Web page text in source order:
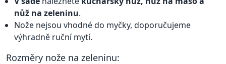
nůž na zeleninu.
Nože nejsou vhodné do myčky, doporučujeme
výhradně ruční mytí.
Rozměry nože na zeleninu: